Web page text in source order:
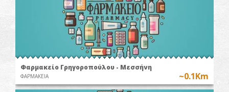
Φαρμακείο Γρηγοροπούλου - Μεσσήνη
ΦΑΡΜΑΚΕΙΑ ~0.1Km